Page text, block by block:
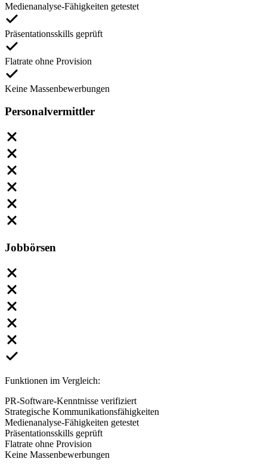
Medienanalyse-Fähigkeiten getestet
Präsentationsskills geprüft
Flatrate ohne Provision
Keine Massenbewerbungen
Personalvermittler
Jobbörsen
Funktionen im Vergleich:
PR-Software-Kenntnisse verifiziert
Strategische Kommunikationsfähigkeiten
Medienanalyse-Fähigkeiten getestet
Präsentationsskills geprüft
Flatrate ohne Provision
Keine Massenbewerbungen